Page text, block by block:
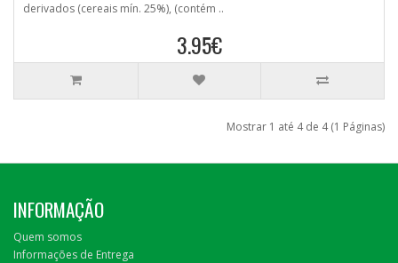
derivados (cereais mín. 25%), (contém ..
3.95€
Mostrar 1 até 4 de 4 (1 Páginas)
INFORMAÇÃO
Quem somos
Informações de Entrega